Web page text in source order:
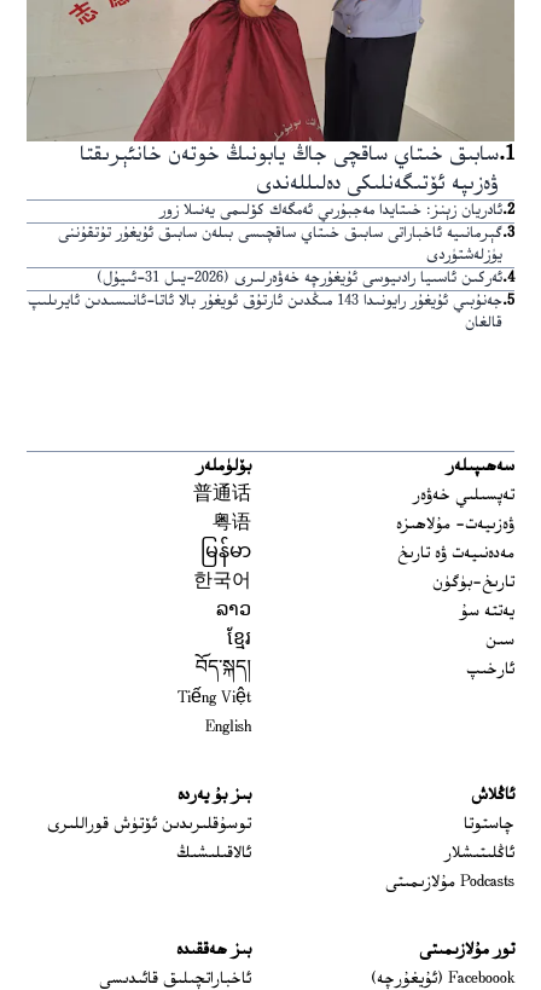
1
.سابىق خىتاي ساقچى جاڭ يابونىڭ خوتەن خانئېرىقتا
ۋەزىپە ئۆتىگەنلىكى دەلىللەندى
2
.ئادريان زېنز: خىتايدا مەجبۇرىي ئەمگەك كۆلىمى يەنىلا زور
3
.گېرمانىيە ئاخباراتى سابىق خىتاي ساقچىسى بىلەن سابىق ئۇيغۇر تۇتقۇننى
يۈزلەشتۈردى
4
.ئەركىن ئاسىيا رادىيوسى ئۇيغۇرچە خەۋەرلىرى (2026-يىل 31-ئىيۇل)
5
.
جەنۇبىي ئۇيغۇر رايونىدا 143 مىڭدىن ئارتۇق ئويغۇر بالا ئاتا-ئانىسىدىن ئايرىلىپ
قالغان
سەھىپىلەر
تەپسىلىي خەۋەر
ۋەزىيەت- مۇلاھىزە
مەدەنىيەت ۋە تارىخ
تارىخ-بۈگۈن
يەتتە سۇ
سىن
ئارخىپ
بۆلۈملەر
普通话
粤语
မြန်မာ
한국어
ລາວ
ខ្មែរ
བོད་སྐད།
Tiếng Việt
English
ئاڭلاش
چاستوتا
ئاڭلىتىشلار
Podcasts مۇلازىمىتى
بىز بۇ يەردە
توسۇقلىرىدىن ئۆتۈش قوراللىرى
ئالاقىلىشىڭ
تور مۇلازىمىتى
Faceboook (ئۇيغۇرچە)
Opens in new window
بىز ھەققىدە
ئاخباراتچىلىق قائىدىسى